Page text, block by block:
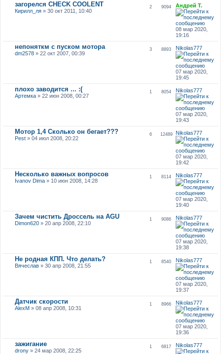
загорелся CHECK COOLENT
Кирилл_ля» 30 окт 2011, 10:40
2 9094 Андрей Т.
08 мар 2020,
19:16
непоняткм с пуском мотора
dm2578» 22 окт 2007, 00:39
3 8893 Nikolas777
07 мар 2020,
19:45
плохо заводится ... :(
Артемка» 22 июн 2008, 00:27
1 8054 Nikolas777
07 мар 2020,
19:43
Мотор 1,4 Сколько он бегает???
Pest» 04 июл 2008, 20:22
6 12489 Nikolas777
07 мар 2020,
19:42
Несколько важных вопросов
Ivanov Dima» 10 июн 2008, 14:28
1 8114 Nikolas777
07 мар 2020,
19:40
Зачем чистить Дроссель на AGU
Dimon620» 20 апр 2008, 22:10
1 9086 Nikolas777
07 мар 2020,
19:38
Не родная КПП. Что делать?
Вячеслав» 30 апр 2008, 21:55
1 8540 Nikolas777
07 мар 2020,
19:37
Датчик скорости
AlexM» 08 апр 2008, 10:31
1 8966 Nikolas777
07 мар 2020,
19:36
зажигание
drony» 24 мар 2008, 22:25
1 6817 Nikolas777